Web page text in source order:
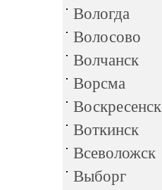
Вологда
Волосово
Волчанск
Ворсма
Воскресенск
Воткинск
Всеволожск
Выборг